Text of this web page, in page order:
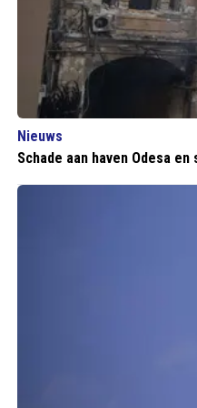
Nieuws
Schade aan haven Odesa